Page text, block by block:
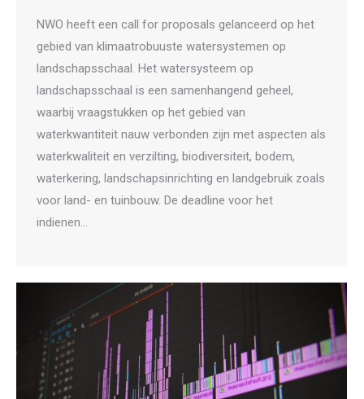
NWO heeft een call for proposals gelanceerd op het
gebied van klimaatrobuuste watersystemen op
landschapsschaal. Het watersysteem op
landschapsschaal is een samenhangend geheel,
waarbij vraagstukken op het gebied van
waterkwantiteit nauw verbonden zijn met aspecten als
waterkwaliteit en verzilting, biodiversiteit, bodem,
waterkering, landschapsinrichting en landgebruik zoals
voor land- en tuinbouw. De deadline voor het
indienen…